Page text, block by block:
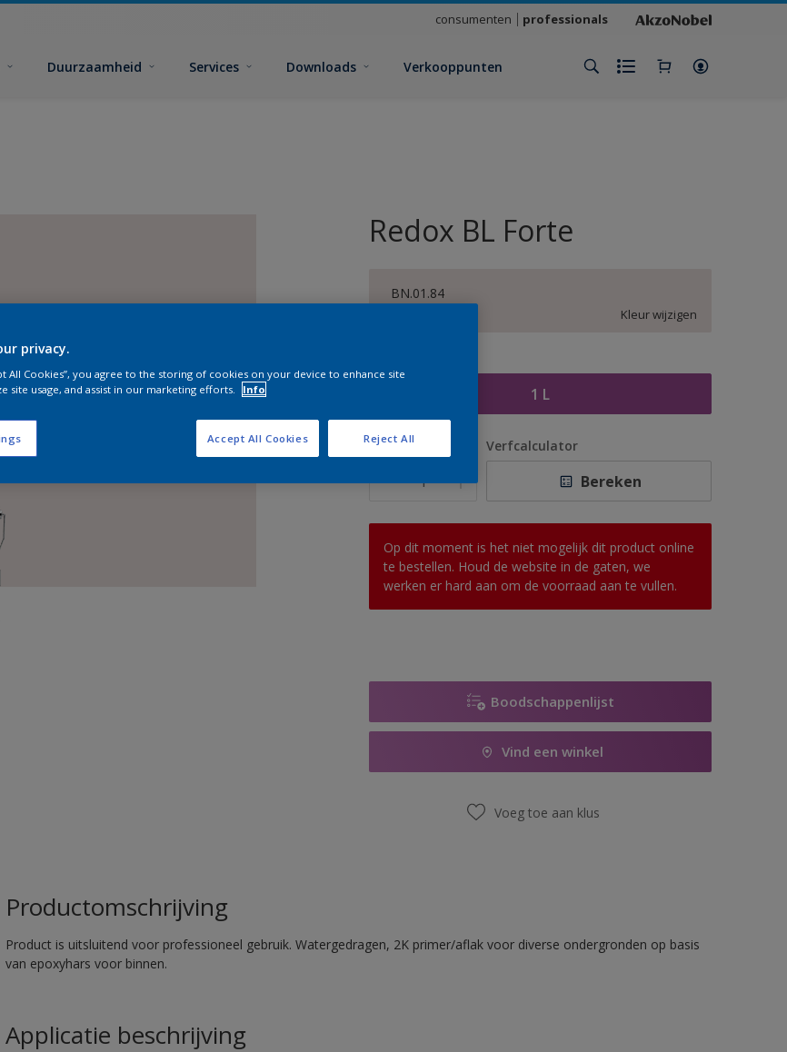
consumenten professionals
Duurzaamheid Services Downloads Verkooppunten
Redox BL Forte
BN.01.84
Kleur wijzigen
1 L
Aantal Verfcalculator
Bereken
Op dit moment is het niet mogelijk dit product online
te bestellen. Houd de website in de gaten, we
werken er hard aan om de voorraad aan te vullen.
Boodschappenlijst
Vind een winkel
Voeg toe aan klus
Productomschrijving
Product is uitsluitend voor professioneel gebruik. Watergedragen, 2K primer/aflak voor diverse ondergronden op basis
van epoxyhars voor binnen.
Applicatie beschrijving
privacy.
All Cookies”, you agree to the storing of cookies on your device to enhance site
site usage, and assist in our marketing efforts.
Info
Reject All
Accept All Cookies